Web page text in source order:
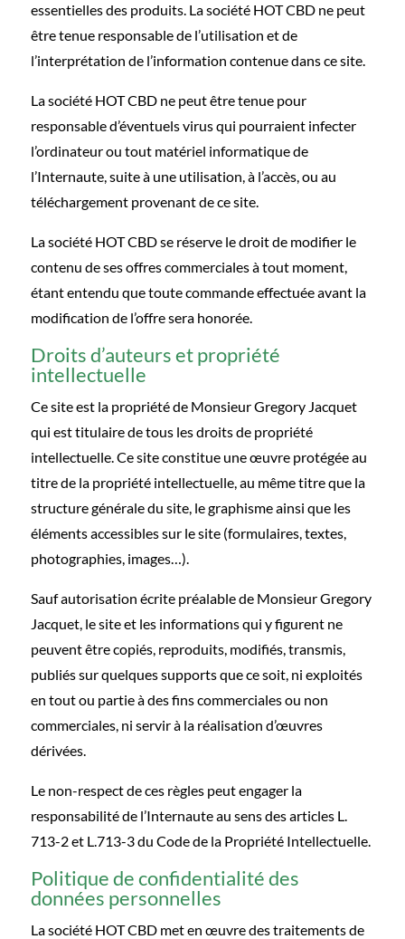
essentielles des produits. La société HOT CBD ne peut
être tenue responsable de l’utilisation et de
l’interprétation de l’information contenue dans ce site.
La société HOT CBD ne peut être tenue pour
responsable d’éventuels virus qui pourraient infecter
l’ordinateur ou tout matériel informatique de
l’Internaute, suite à une utilisation, à l’accès, ou au
téléchargement provenant de ce site.
La société HOT CBD se réserve le droit de modifier le
contenu de ses offres commerciales à tout moment,
étant entendu que toute commande effectuée avant la
modification de l’offre sera honorée.
Droits d’auteurs et propriété
intellectuelle
Ce site est la propriété de Monsieur Gregory Jacquet
qui est titulaire de tous les droits de propriété
intellectuelle. Ce site constitue une œuvre protégée au
titre de la propriété intellectuelle, au même titre que la
structure générale du site, le graphisme ainsi que les
éléments accessibles sur le site (formulaires, textes,
photographies, images…).
Sauf autorisation écrite préalable de Monsieur Gregory
Jacquet, le site et les informations qui y figurent ne
peuvent être copiés, reproduits, modifiés, transmis,
publiés sur quelques supports que ce soit, ni exploités
en tout ou partie à des fins commerciales ou non
commerciales, ni servir à la réalisation d’œuvres
dérivées.
Le non-respect de ces règles peut engager la
responsabilité de l’Internaute au sens des articles L.
713-2 et L.713-3 du Code de la Propriété Intellectuelle.
Politique de confidentialité des
données personnelles
La société HOT CBD met en œuvre des traitements de